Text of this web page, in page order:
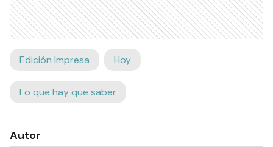
Edición Impresa Hoy
Lo que hay que saber
Autor